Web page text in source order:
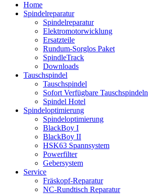
Home
Spindelreparatur
Spindelreparatur
Elektromotorwicklung
Ersatzteile
Rundum-Sorglos Paket
SpindleTrack
Downloads
Tauschspindel
Tauschspindel
Sofort Verfügbare Tauschspindeln
Spindel Hotel
Spindeloptimierung
Spindeloptimierung
BlackBoy I
BlackBoy II
HSK63 Spannsystem
Powerfilter
Gebersystem
Service
Fräskopf-Reparatur
NC-Rundtisch Reparatur